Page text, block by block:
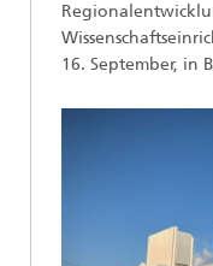
16. September, in